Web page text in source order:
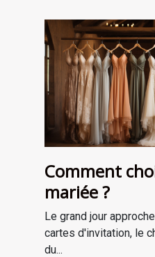
Comment
mariée ?
Le grand jour
cartes d'invitation, le
du...